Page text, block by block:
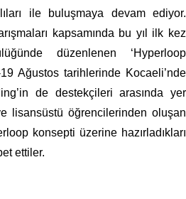
ile buluşmaya devam ediyor.
kapsamında bu yıl ilk kez
düzenlenen ‘Hyperloop
19 Ağustos tarihlerinde Kocaeli’nde
de destekçileri arasında yer
lisansüstü öğrencilerinden oluşan
konsepti üzerine hazırladıkları
ettiler.